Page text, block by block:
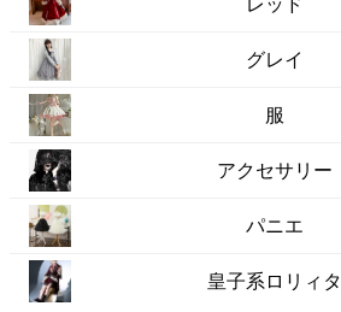
グレイ
服
アクセサリー
パニエ
皇子系ロリィタ